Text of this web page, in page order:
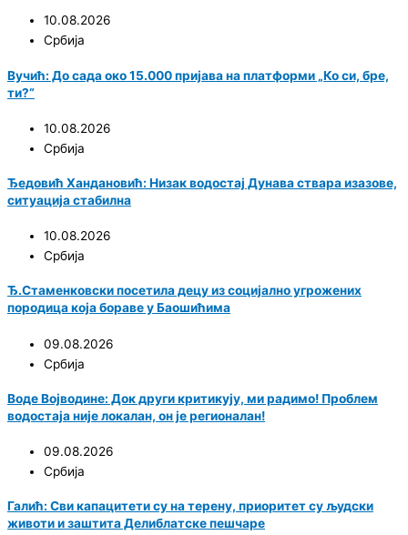
10.08.2026
Србија
Вучић: До сада око 15.000 пријава на платформи „Ко си, бре,
ти?“
10.08.2026
Србија
Ђедовић Хандановић: Низак водостај Дунава ствара изазове,
ситуација стабилна
10.08.2026
Србија
Ђ.Стаменковски посетила децу из социјално угрожених
породица која бораве у Баошићима
09.08.2026
Србија
Воде Војводине: Док други критикују, ми радимо! Проблем
водостаја није локалан, он је регионалан!
09.08.2026
Србија
Галић: Сви капацитети су на терену, приоритет су људски
животи и заштита Делиблатске пешчаре